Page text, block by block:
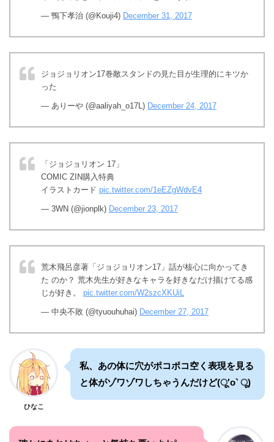
— 鴨下孝治 (@Kouji4) December 31, 2017
ジョジョリオン17巻敵スタンドの見た目が生理的にキツか
った
— ありーや (@aaliyah_o17L) December 24, 2017
「ジョジョリオン 17」
COMIC ZIN購入特典
イラストカード pic.twitter.com/1eEZgWdvE4
— 3WN (@jionplk) December 23, 2017
荒木飛呂彦著「ジョジョリオン17」話が核心に向かってき
た のか？ 荒木先生が好きなキャラを好きなだけ描けてる感
じが好き。 pic.twitter.com/W2szcXKUiL
— 中央不敗 (@tyuouhuhai) December 27, 2017
ひなこ
私、あの体に穴がポコポコ空く表現を見る
と体がゾワゾワしちゃうんだけど(ू′o‵ ू)